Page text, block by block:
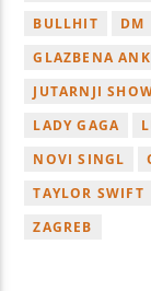
BULLHIT
DM
GLAZBENA
JUTARNJI
LADY GAGA
NOVI SINGL
TAYLOR SWIFT
ZAGREB